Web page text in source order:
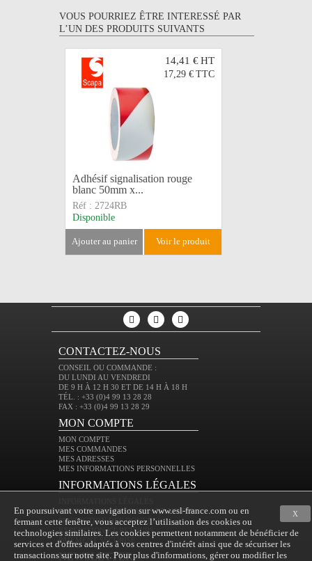
VOUS POURRIEZ ÊTRE INTERESSÉ PAR
L’UN DES PRODUITS SUIVANTS
14,41 €HT
17,29 € TTC
Adhésif signalisation rouge
blanc 50mm x...
Réf : 2724RB
Disponible
ajouter au panier voir le produit
CONTACTEZ-NOUS
CONSEIL OU COMMANDE :
DU LUNDI AU VENDREDI
DE 9 H À 12 H 30 ET DE 14 H À 18 H
TÉL. : +33 (0)4 99 13 28 28
FAX : +33 (0)4 99 13 28 29
MON COMPTE
MON COMPTE
MES COMMANDES
MES ADRESSES
MES INFORMATIONS PERSONNELLES
INFORMATIONS LÉGALES
CONDITIONS GÉNÉRALES DE VENTE
PROTECTION DES DONNÉES
EXPÉDITION ET RETOURS
PAIEMENT SÉCURISÉ
NEWSLETTER
X
En poursuivant votre navigation sur www.esl-france.com ou en
fermant cette fenêtre, vous acceptez l’utilisation des cookies ou
technologies similaires. Les cookies permettent notamment de bénéficier de
services et d'offres adaptés à vos centres d'intérêt ainsi que de sécuriser les
transactions sur notre site. Pour plus d'informations, gérer ou modifier les